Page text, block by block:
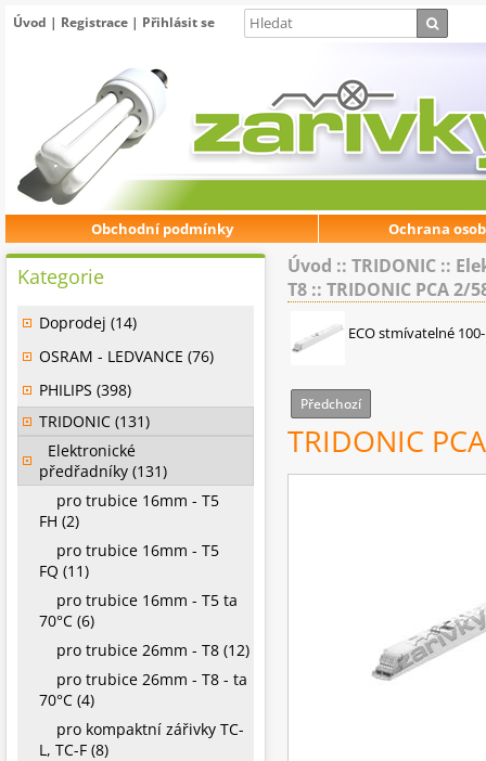
Úvod | Registrace | Přihlásit se
Obchodní podmínky Ochrana
Úvod :: TRIDONIC ::
T8 :: TRIDONIC PCA 2/
ECO stmívatelné
Předchozí
TRIDONIC
Kategorie
Doprodej (14)
OSRAM - LEDVANCE (76)
PHILIPS (398)
TRIDONIC (131)
Elektronické
předřadníky (131)
pro trubice 16mm - T5
FH (2)
pro trubice 16mm - T5
FQ (11)
pro trubice 16mm - T5 ta
70°C (6)
pro trubice 26mm - T8 (12)
pro trubice 26mm - T8 - ta
70°C (4)
pro kompaktní zářivky TC-
L, TC-F (8)